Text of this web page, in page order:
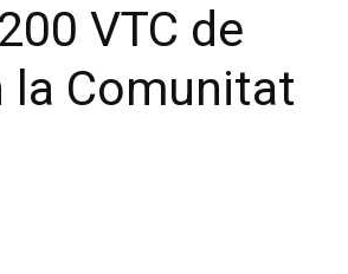
VTC de
la Comunitat